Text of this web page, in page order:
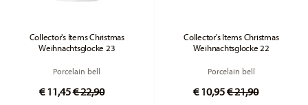
Collector's Items Christmas
Weihnachtsglocke 23
Porcelain bell
€ 11,45Price reduced from
€ 22,90to
Collector's Items Christmas
Weihnachtsglocke 22
Porcelain bell
€ 10,95Price reduced
€ 21,90to